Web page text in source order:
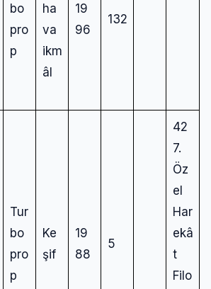
bo
pro
p
ha
va
ikm
âl
19
96
132
Tur
bo
pro
p
Ke
şif
19
88
5
42
7.
Öz
el
Har
ekâ
t
Filo